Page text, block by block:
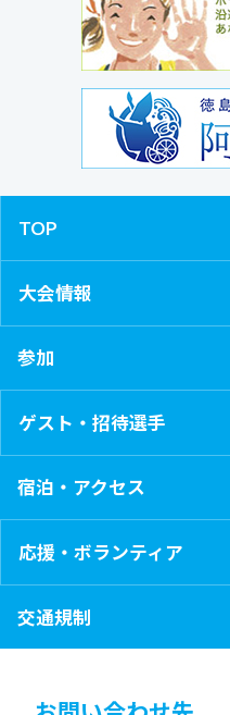
TOP
大会情報
参加
ゲスト・招待選手
宿泊・アクセス
応援・ボランティア
交通規制